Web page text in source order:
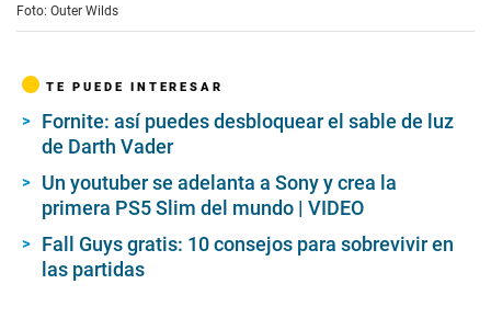
Foto: Outer Wilds
TE PUEDE INTERESAR
Fornite: así puedes desbloquear el sable de luz
de Darth Vader
Un youtuber se adelanta a Sony y crea la
primera PS5 Slim del mundo | VIDEO
Fall Guys gratis: 10 consejos para sobrevivir en
las partidas